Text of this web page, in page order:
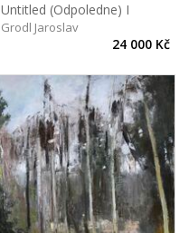
Untitled (Odpoledne) I
Grodl Jaroslav
24 000 Kč